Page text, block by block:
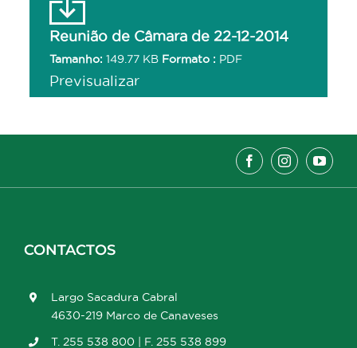
Reunião de Câmara de 22-12-2014
Tamanho: 149.77 KB Formato : PDF
Previsualizar
CONTACTOS
Largo Sacadura Cabral
4630-219 Marco de Canaveses
T. 255 538 800 | F. 255 538 899